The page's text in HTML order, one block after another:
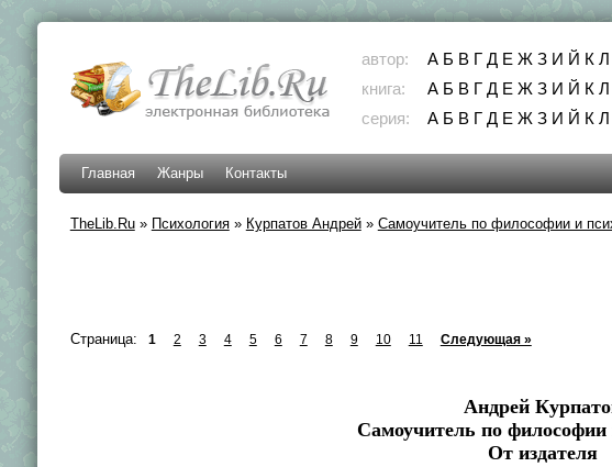
автор: А Б В Г Д Е Ж З И Й К Л
книга:
А Б В Г Д Е Ж З И Й К Л
серия:
А Б В Г Д Е Ж З И Й К Л
Главная Жанры Контакты
TheLib.Ru» Психология» Курпатов Андрей» Самоучитель по философии и
Страница: 1 2 3 4 5 6 7 8 9 10 11 Следующая »
Андрей
Самоучитель по философии
От издателя